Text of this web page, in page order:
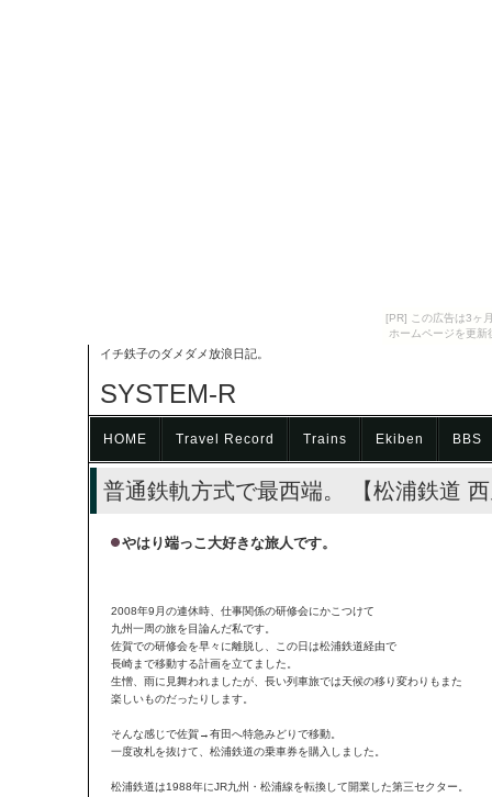
[PR] この広告は3ヶ
ホームページを更
イチ鉄子のダメダメ放浪日記。
SYSTEM-R
HOME Travel Record Trains Ekiben BBS
普通鉄軌方式で最西端。 【松浦鉄道
やはり端っこ大好きな旅人です。
2008年9月の連休時、仕事関係の研修会にかこつけて
九州一周の旅を目論んだ私です。
佐賀での研修会を早々に離脱し、この日は松浦鉄道経由で
長崎まで移動する計画を立てました。
生憎、雨に見舞われましたが、長い列車旅では天候の移り変わりもまた
楽しいものだったりします。
そんな感じで佐賀→有田へ特急みどりで移動。
一度改札を抜けて、松浦鉄道の乗車券を購入しました。
松浦鉄道は1988年にJR九州・松浦線を転換して開業した第三セクター。